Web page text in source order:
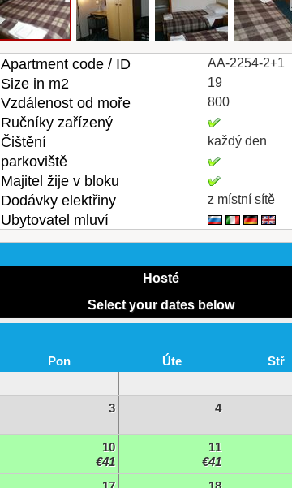
Apartment code / ID AA-2254-2+1
Size in m2 19
Vzdálenost od moře 800
Ručníky zařízený
Čištění každý den
parkoviště
Majitel žije v bloku
Dodávky elektřiny z místní sítě
Ubytovatel mluví
Hosté
Select your dates below
Pon Úte Stř
3
4
10
€41
11
€41